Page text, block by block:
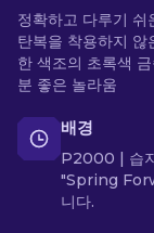
정확하고 다루기
탄복을 착용하지
한 색조의 초록색
분 좋은 놀라움
배경
P2000 | 습
"Spring
니다.